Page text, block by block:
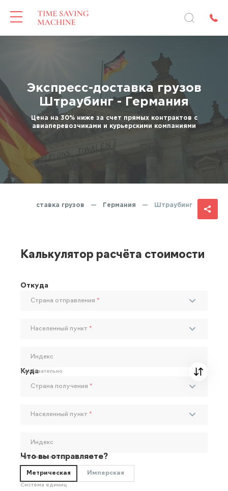
Экспресс-доставка грузов
Штраубинг - Германия
Цена на 30% ниже за счет прямых контрактов с
авиаперевозчиками и курьерскими компаниями
доставка грузов — Германия — Штраубинг
Калькулятор расчёта стоимости
Откуда
Страна отправления *
Населенный пункт *
Индекс
Необязательно
Куда
Страна получения *
Населенный пункт *
Индекс
Необязательно
Что вы отправляете?
Метрическая Имперская
Система единиц